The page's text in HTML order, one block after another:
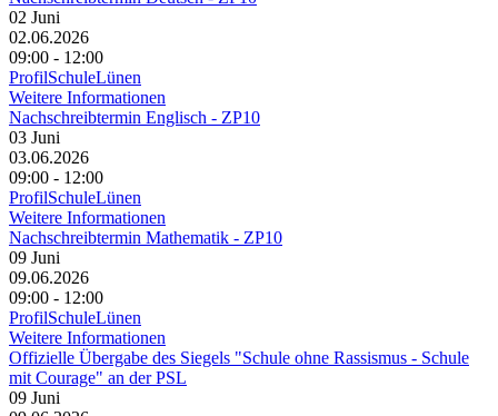
02 Juni
02.06.2026
09:00 - 12:00
ProfilSchuleLünen
Weitere Informationen
Nachschreibtermin Englisch - ZP10
03 Juni
03.06.2026
09:00 - 12:00
ProfilSchuleLünen
Weitere Informationen
Nachschreibtermin Mathematik - ZP10
09 Juni
09.06.2026
09:00 - 12:00
ProfilSchuleLünen
Weitere Informationen
Offizielle Übergabe des Siegels "Schule ohne Rassismus - Schule
mit Courage" an der PSL
09 Juni